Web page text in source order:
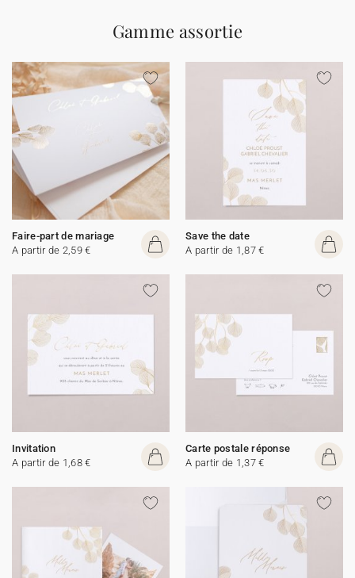
Gamme assortie
Faire-part de mariage
A partir de 2,59 €
Save the date
A partir de 1,87 €
Invitation
A partir de 1,68 €
Carte postale réponse
A partir de 1,37 €